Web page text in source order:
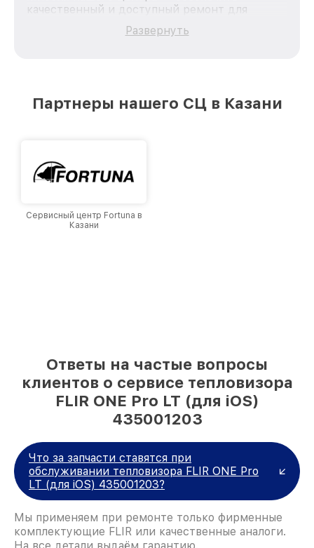
качественный и доступный ремонт для
каждого пользователя продукции FLIR, вне
зависимости от сложности поломки. Мы
Казани, постоянно повышая уровень доверия
Развернуть
Партнеры нашего СЦ в Казани
Сервисный центр Fortuna в
Казани
Ответы на частые вопросы
клиентов о сервисе тепловизора
FLIR ONE Pro LT (для iOS)
435001203
Что за запчасти ставятся при
обслуживании тепловизора FLIR ONE Pro
LT (для iOS) 435001203?
Мы применяем при ремонте только фирменные
комплектующие FLIR или качественные аналоги.